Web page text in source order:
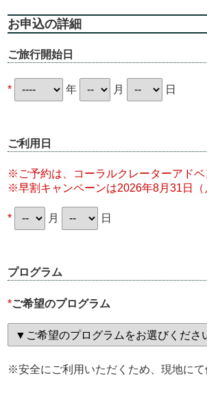
お申込の詳細
ご旅行開始日
* 年 月 日
ご利用日
※ご予約は、コーラルクレーターアド
※早割キャンペーンは2026年8月31日（
* 月 日
プログラム
*ご希望のプログラム
※安全にご利用いただくため、現地に